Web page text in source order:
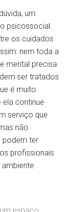
um
psicossocial.
os cuidados
nem toda a
mental precisa
ser tratados
é muito
ela continue
serviço que
não
podem ter
profissionais
espaço